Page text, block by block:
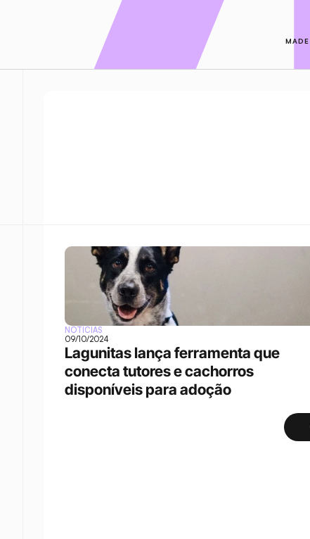
NOTÍCIAS
09/10/2024
Lagunitas lança ferramenta que
conecta tutores e cachorros
disponíveis para adoção